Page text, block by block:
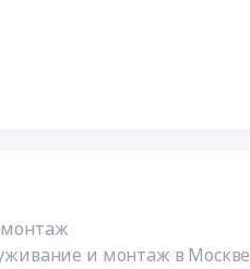
монтаж
и монтаж в Москве